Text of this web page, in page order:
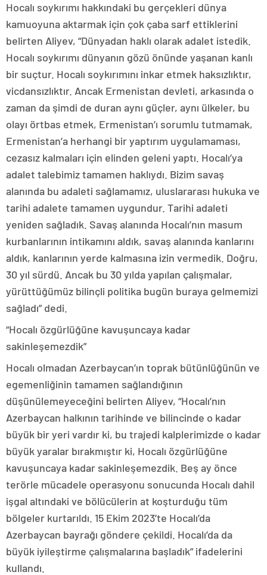
Hocalı soykırımı hakkındaki bu gerçekleri dünya
kamuoyuna aktarmak için çok çaba sarf ettiklerini
belirten Aliyev, “Dünyadan haklı olarak adalet istedik.
Hocalı soykırımı dünyanın gözü önünde yaşanan kanlı
bir suçtur. Hocalı soykırımını inkar etmek haksızlıktır,
vicdansızlıktır. Ancak Ermenistan devleti, arkasında o
zaman da şimdi de duran aynı güçler, aynı ülkeler, bu
olayı örtbas etmek, Ermenistan’ı sorumlu tutmamak,
Ermenistan’a herhangi bir yaptırım uygulamaması,
cezasız kalmaları için elinden geleni yaptı. Hocalı’ya
adalet talebimiz tamamen haklıydı. Bizim savaş
alanında bu adaleti sağlamamız, uluslararası hukuka ve
tarihi adalete tamamen uygundur. Tarihi adaleti
yeniden sağladık. Savaş alanında Hocalı’nın masum
kurbanlarının intikamını aldık, savaş alanında kanlarını
aldık, kanlarının yerde kalmasına izin vermedik. Doğru,
30 yıl sürdü. Ancak bu 30 yılda yapılan çalışmalar,
yürüttüğümüz bilinçli politika bugün buraya gelmemizi
sağladı” dedi.
“Hocalı özgürlüğüne kavuşuncaya kadar
sakinleşemezdik”
Hocalı olmadan Azerbaycan’ın toprak bütünlüğünün ve
egemenliğinin tamamen sağlandığının
düşünülemeyeceğini belirten Aliyev, “Hocalı’nın
Azerbaycan halkının tarihinde ve bilincinde o kadar
büyük bir yeri vardır ki, bu trajedi kalplerimizde o kadar
büyük yaralar bırakmıştır ki, Hocalı özgürlüğüne
kavuşuncaya kadar sakinleşemezdik. Beş ay önce
terörle mücadele operasyonu sonucunda Hocalı dahil
işgal altındaki ve bölücülerin at koşturduğu tüm
bölgeler kurtarıldı. 15 Ekim 2023’te Hocalı’da
Azerbaycan bayrağı göndere çekildi. Hocalı’da da
büyük iyileştirme çalışmalarına başladık” ifadelerini
kullandı.